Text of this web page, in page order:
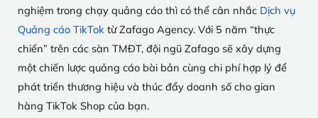
nghiệm trong chạy quảng cáo thì có thể cân nhắc Dịch vụ
Quảng cáo TikTok từ Zafago Agency. Với 5 năm “thực
chiến” trên các sàn TMĐT, đội ngũ Zafago sẽ xây dựng
một chiến lược quảng cáo bài bản cùng chi phí hợp lý để
phát triển thương hiệu và thúc đẩy doanh số cho gian
hàng TikTok Shop của bạn.